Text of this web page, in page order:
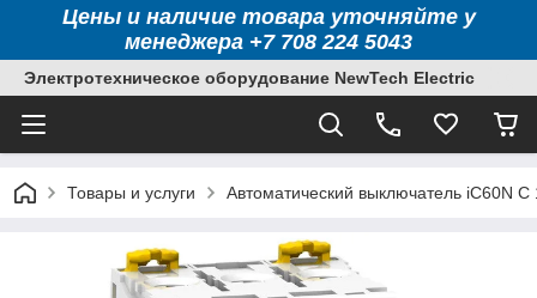
Цены и наличие товара уточняйте у
менеджера +7 708 224 5043
Электротехническое оборудование NewTech Electric
Товары и услуги Автоматический выключатель iC60N C